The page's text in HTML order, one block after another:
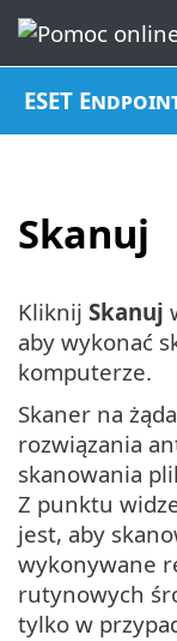
ESET
Skanuj
Kliknij Skanuj
aby wykonać
komputerze.
Skaner na
rozwiązania
skanowania
Z punktu
jest, aby
wykonywane
rutynowych
tylko w